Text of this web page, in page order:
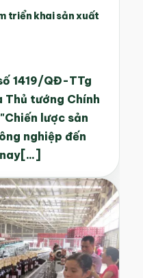
triển khai sản xuất
1419/QĐ-TTg
tướng Chính
lược sản
nghiệp đến